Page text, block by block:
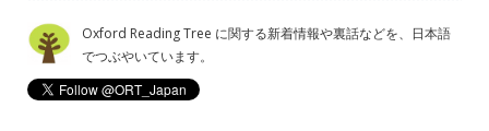
Oxford Reading Tree に関する新着情報や裏話などを、日本語
でつぶやいています。